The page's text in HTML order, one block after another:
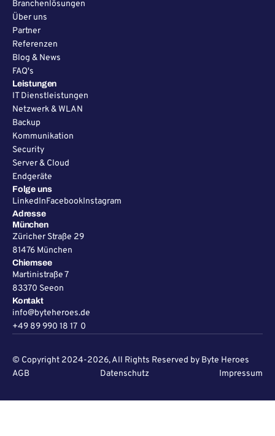
Branchenlösungen
Über uns
Partner
Referenzen
Blog & News
FAQ's
Leistungen
IT Dienstleistungen
Netzwerk & WLAN
Backup
Kommunikation
Security
Server & Cloud
Endgeräte
Folge uns
LinkedInFacebookInstagram
Adresse
München
Züricher Straße 29
81476 München
Chiemsee
Martinistraße 7
83370 Seeon
Kontakt
info@byteheroes.de
+49 89 990 18 17 0
© Copyright 2024-2026, All Rights Reserved by Byte Heroes
AGB
Datenschutz Impressum